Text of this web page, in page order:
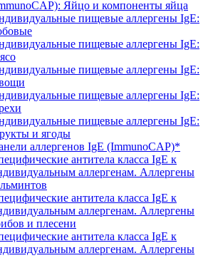
Яйцо и компоненты яйца
пищевые аллергены IgE:
пищевые аллергены IgE:
пищевые аллергены IgE:
пищевые аллергены IgE:
пищевые аллергены IgE:
и ягоды
аллергенов IgE (ImmunoCAP)*
антитела класса IgE к
аллергенам. Аллергены
антитела класса IgE к
аллергенам. Аллергены
и плесени
антитела класса IgE к
аллергенам. Аллергены